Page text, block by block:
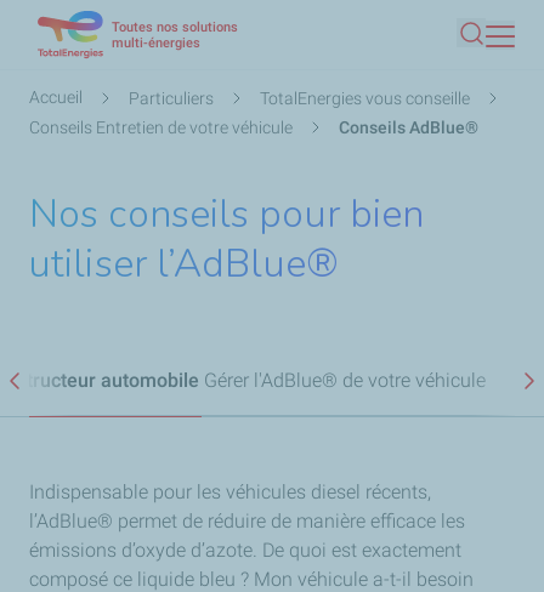
contenu
principal
Toutes nos solutions
multi-énergies
Fil
d'Ariane
Accueil Particuliers
TotalEnergies vous conseille
Conseils Entretien de votre véhicule
Conseils AdBlue®
Nos conseils pour bien
utiliser l’AdBlue®
automobile Gérer l'AdBlue® de votre véhicule
Indispensable pour les véhicules diesel récents,
l’AdBlue® permet de réduire de manière efficace les
émissions d’oxyde d’azote. De quoi est exactement
composé ce liquide bleu ? Mon véhicule a-t-il besoin